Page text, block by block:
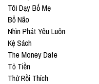
Tôi Dạy Bố Mẹ
Bổ Não
Nhìn Phát Yêu Luôn
Kệ Sách
The Money Date
Tỏ Tiền
Thử Rồi Thích